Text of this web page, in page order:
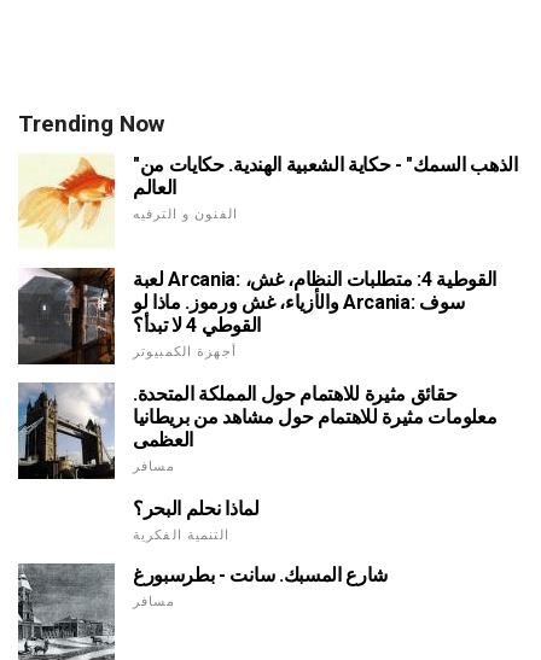
Trending Now
"الذهب السمك" - حكاية الشعبية الهندية. حكايات من
العالم
الفنون و الترفيه
لعبة Arcania: القوطية 4: متطلبات النظام، غش،
والأزياء، غش ورموز. ماذا لو Arcania: سوف
القوطي 4 لا تبدأ؟
أجهزة الكمبيوتر
حقائق مثيرة للاهتمام حول المملكة المتحدة.
معلومات مثيرة للاهتمام حول مشاهد من بريطانيا
العظمى
مسافر
لماذا نحلم البحر؟
التنمية الفكرية
شارع المسبك. سانت - بطرسبورغ
مسافر